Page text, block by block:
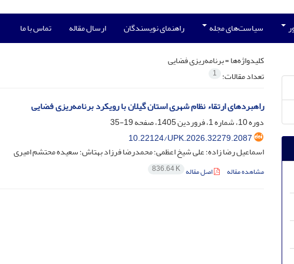
سیاست‌های مجله راهنمای نویسندگان ارسال مقاله تماس با ما
کلیدواژه‌ها =برنامه‌ریزی فضایی
تعداد مقالات: 1
راهبردهای ارتقاء نظام شهری استان گیلان با رویکرد برنامه‌ریزی فضایی
دوره 10، شماره 1، فروردین 1405، صفحه
19-35
10.22124/UPK.2026.32279.2087
اسماعیل رضا زاده؛ علی شیخ اعظمی؛ محمدرضا فرزاد بهتاش؛ سعیده محتشم امیری
مشاهده مقاله اصل مقاله 836.64 K